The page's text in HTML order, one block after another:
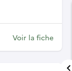
Voir la fiche